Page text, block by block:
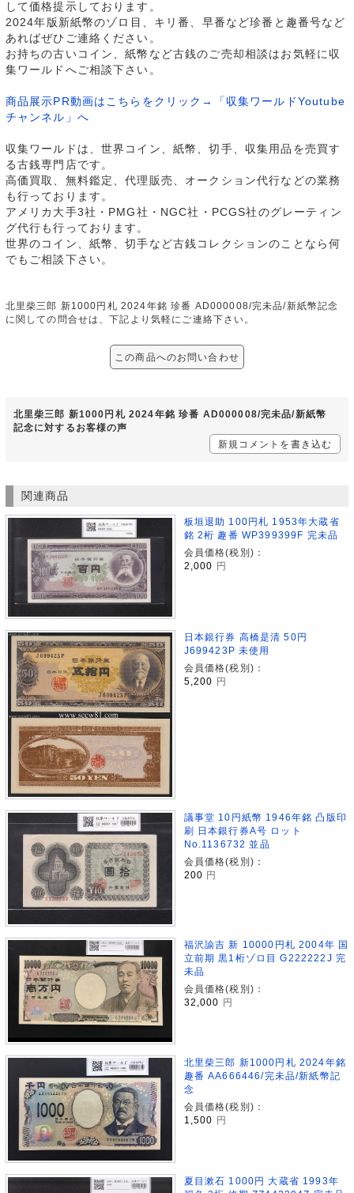
して価格提示しております。
2024年版新紙幣のゾロ目、キリ番、早番など珍番と趣番号など
あればぜひご連絡ください。
お持ちの古いコイン、紙幣など古銭のご売却相談はお気軽に収
集ワールドへご相談下さい。
商品展示PR動画はこちらをクリック→「収集ワールドYoutube
チャンネル」へ
収集ワールドは、世界コイン、紙幣、切手、収集用品を売買す
る古銭専門店です。
高価買取、無料鑑定、代理販売、オークション代行などの業務
も行っております。
アメリカ大手3社・PMG社・NGC社・PCGS社のグレーティン
グ代行も行っております。
世界のコイン、紙幣、切手など古銭コレクションのことなら何
でもご相談下さい。
北里柴三郎 新1000円札 2024年銘 珍番 AD000008/完未品/新紙幣記念
に関しての問合せは、下記より気軽にご連絡下さい。
この商品へのお問い合わせ
北里柴三郎 新1000円札 2024年銘 珍番 AD000008/完未品/新紙幣
記念に対するお客様の声
新規コメントを書き込む
関連商品
板垣退助 100円札 1953年大蔵省
銘 2桁 趣番 WP399399F 完未品
会員価格(税別)：
2,000
円
日本銀行券 高橋是清 50円
J699423P 未使用
会員価格(税別)：
5,200 円
議事堂 10円紙幣 1946年銘 凸版印
刷 日本銀行券A号 ロット
No.1136732 並品
会員価格(税別)：
200 円
福沢諭吉 新 10000円札 2004年 国
立前期 黒1桁ゾロ目 G222222J 完
未品
会員価格(税別)：
32,000 円
北里柴三郎 新1000円札 2024年銘
趣番 AA666446/完未品/新紙幣記
念
会員価格(税別)：
1,500
円
夏目漱石 1000円 大蔵省 1993年